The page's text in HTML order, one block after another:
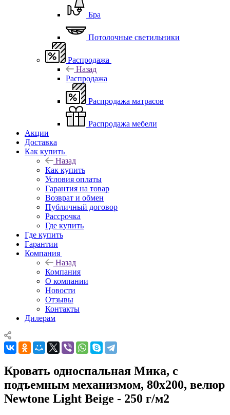
Бра
Потолочные светильники
Распродажа
Назад
Распродажа
Распродажа матрасов
Распродажа мебели
Акции
Доставка
Как купить
Назад
Как купить
Условия оплаты
Гарантия на товар
Возврат и обмен
Публичный договор
Рассрочка
Где купить
Где купить
Гарантии
Компания
Назад
Компания
О компании
Новости
Отзывы
Контакты
Дилерам
Кровать односпальная Мика, с
подъемным механизмом, 80x200, велюр
Newtone Light Beige - 250 г/м2